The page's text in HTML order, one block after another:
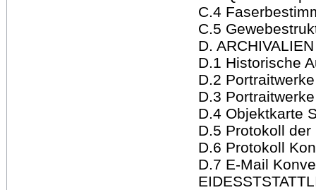
C.4
C.5
D.
D.1 Historische
D.2
D.3
D.4 Objektkarte
D.5 Protokoll
D.6 Protokoll
D.7 E-Mail